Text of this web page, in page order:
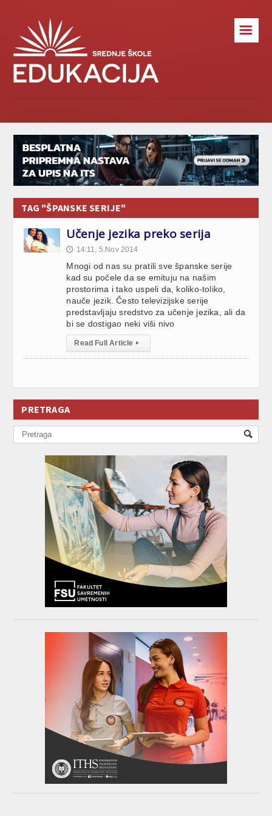
☰
TAG "ŠPANSKE SERIJE"
Učenje jezika preko serija
🕔 14:11, 5.Nov 2014
Mnogi od nas su pratili sve španske serije
kad su počele da se emituju na našim
prostorima i tako uspeli da, koliko-toliko,
nauče jezik. Često televizijske serije
predstavljaju sredstvo za učenje jezika, ali da
bi se dostigao neki viši nivo
Read Full Article ▸
PRETRAGA